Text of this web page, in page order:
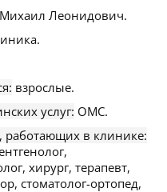
Леонидович.
взрослые.
услуг: ОМС.
работающих в клинике:
хирург, терапевт,
стоматолог-ортопед,